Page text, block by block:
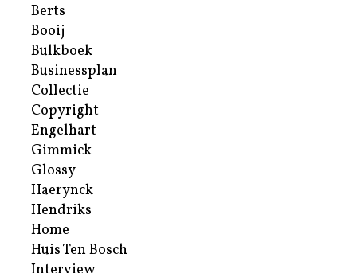
Berts
Booij
Bulkboek
Businessplan
Collectie
Copyright
Engelhart
Gimmick
Glossy
Haerynck
Hendriks
Home
Huis Ten Bosch